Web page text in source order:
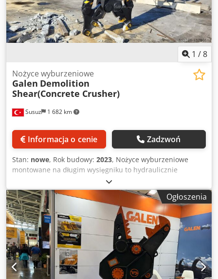
1 /8
Susuz 1 682 km
Nożyce wyburzeniowe
Galen Demolition
Shear(Concrete Crusher)
Informacja o cenie Zadzwoń
Stan: nowe, Rok budowy: 2023, Nożyce wyburzeniowe
montowane na długim wysięgniku to hydraulicznie
napędzane narzędzie wyburzeniowe zaprojektowane
specjalnie do wyburzania wysokich budynków lub trudno
dostępnych konstrukcji. Nożyce te są zwykle montowane
na koparkach z długim wysięgnikiem, a ich potężne
możliwości cięcia ułatwiają operacje wyburzeniowe
poprzez szybkie i wydajne cięcie betonu, stali i innych
materiałów stałych. Dkjdsqd Rbwjpfx Anisr
Ogłoszenia